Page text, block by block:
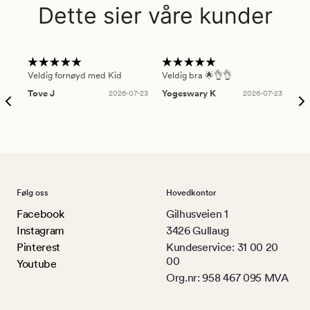
Dette sier våre kunder
Veldig fornøyd med Kid
Tove J
2026-07-23
Veldig bra 🌟👌👌
Yogeswary K
2026-07-23
Følg oss
Facebook
Instagram
Pinterest
Youtube
Hovedkontor
Gilhusveien 1
3426 Gullaug
Kundeservice: 31 00 20
00
Org.nr: 958 467 095 MVA